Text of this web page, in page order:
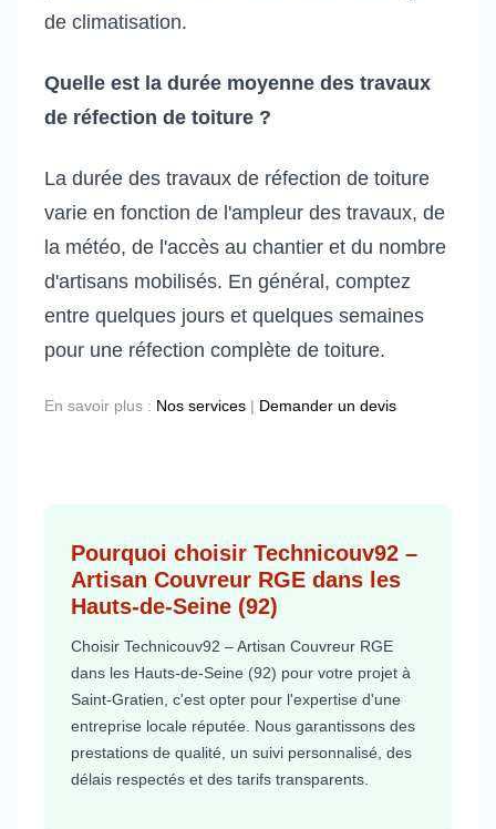
de climatisation.
Quelle est la durée moyenne des travaux
de réfection de toiture ?
La durée des travaux de réfection de toiture
varie en fonction de l'ampleur des travaux, de
la météo, de l'accès au chantier et du nombre
d'artisans mobilisés. En général, comptez
entre quelques jours et quelques semaines
pour une réfection complète de toiture.
En savoir plus : Nos services | Demander un devis
Pourquoi choisir Technicouv92 –
Artisan Couvreur RGE dans les
Hauts-de-Seine (92)
Choisir Technicouv92 – Artisan Couvreur RGE
dans les Hauts-de-Seine (92) pour votre projet à
Saint-Gratien, c'est opter pour l'expertise d'une
entreprise locale réputée. Nous garantissons des
prestations de qualité, un suivi personnalisé, des
délais respectés et des tarifs transparents.